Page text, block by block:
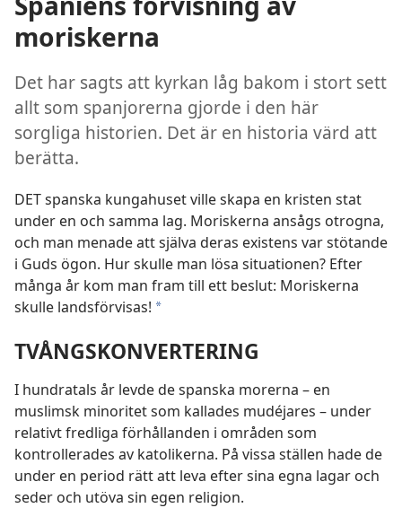
moriskerna
Det har sagts att kyrkan låg bakom i stort sett
allt som spanjorerna gjorde i den här
sorgliga historien. Det är en historia värd att
berätta.
DET spanska kungahuset ville skapa en kristen stat
under en och samma lag. Moriskerna ansågs otrogna,
och man menade att själva deras existens var stötande
i Guds ögon. Hur skulle man lösa situationen? Efter
många år kom man fram till ett beslut: Moriskerna
skulle landsförvisas! *
TVÅNGSKONVERTERING
I hundratals år levde de spanska morerna – en
muslimsk minoritet som kallades mudéjares – under
relativt fredliga förhållanden i områden som
kontrollerades av katolikerna. På vissa ställen hade de
under en period rätt att leva efter sina egna lagar och
seder och utöva sin egen religion.